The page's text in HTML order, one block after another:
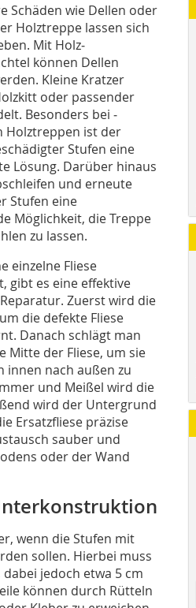
Schäden wie Dellen oder
Holztreppe lassen sich
Mit Holz­
können Dellen
Kleine Kratzer
oder passender
Besonders bei
Holztreppen ist der
Stufen eine
Lösung. ­Darüber hinaus
und erneute
Stufen eine
Möglichkeit, die Treppe
zu lassen.
einzelne Fliese
gibt es eine effektive
Zuerst wird die
die defekte Fliese
Danach schlägt man
Mitte der Fliese, um sie
innen nach außen zu
und Meißel wird die
wird der Untergrund
Ersatzfliese präzise
sauber und
oder der Wand
wenn die Stufen mit
sollen. Hierbei muss
jedoch etwa 5 cm
können durch Rütteln